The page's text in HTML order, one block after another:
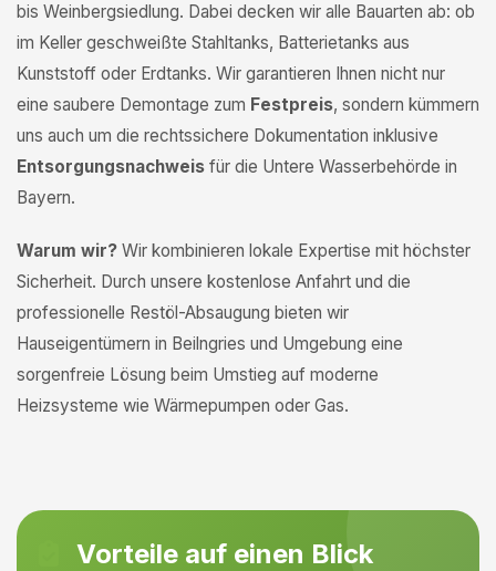
bis Weinbergsiedlung. Dabei decken wir alle Bauarten ab: ob
im Keller geschweißte Stahltanks, Batterietanks aus
Kunststoff oder Erdtanks. Wir garantieren Ihnen nicht nur
eine saubere Demontage zum Festpreis, sondern kümmern
uns auch um die rechtssichere Dokumentation inklusive
Entsorgungsnachweis für die Untere Wasserbehörde in
Bayern.
Warum wir? Wir kombinieren lokale Expertise mit höchster
Sicherheit. Durch unsere kostenlose Anfahrt und die
professionelle Restöl-Absaugung bieten wir
Hauseigentümern in Beilngries und Umgebung eine
sorgenfreie Lösung beim Umstieg auf moderne
Heizsysteme wie Wärmepumpen oder Gas.
Vorteile auf einen Blick